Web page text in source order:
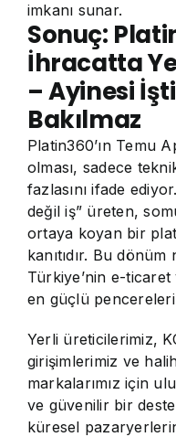
imkanı sunar.
Sonuç:
İhracatta
– Ayinesi
Bakılmaz
Platin360’ın Temu
olması, sadece
fazlasını ifade
değil iş” üreten,
ortaya koyan bir
kanıtıdır. Bu
Türkiye’nin e-
en güçlü
Yerli üreticilerimiz,
girişimlerimiz ve
markalarımız için
ve güvenilir bir
küresel